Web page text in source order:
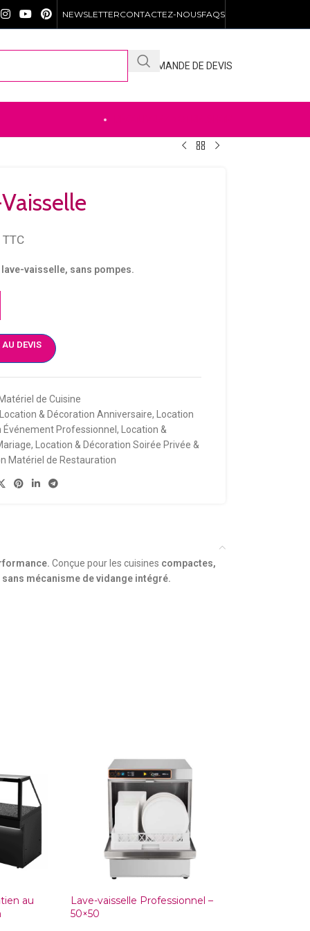
NEWSLETTERCONTACTEZ-NOUSFAQS
DEMANDE DE DEVIS
TTC
lave-vaisselle, sans pompes.
DEVIS
Matériel de Cuisine
Location & Décoration Anniversaire,
Location
Événement Professionnel,
Location &
,
Location & Décoration Soirée Privée &
Matériel de Restauration
Conçue pour les cuisines compactes,
mécanisme de vidange intégré.
au
Lave-vaisselle Professionnel –
50×50